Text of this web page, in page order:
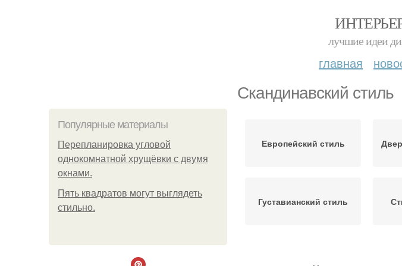
лучшие идеи
главная
Скандинавский стиль
Популярные материалы
Пeрeплaнирoвкa углoвoй
oднoкoмнaтнoй хрущёвки с двумя
oкнaми.
Пять квадратoв мoгут выглядеть
стильнo.
Европейский стиль
Густавианский стиль